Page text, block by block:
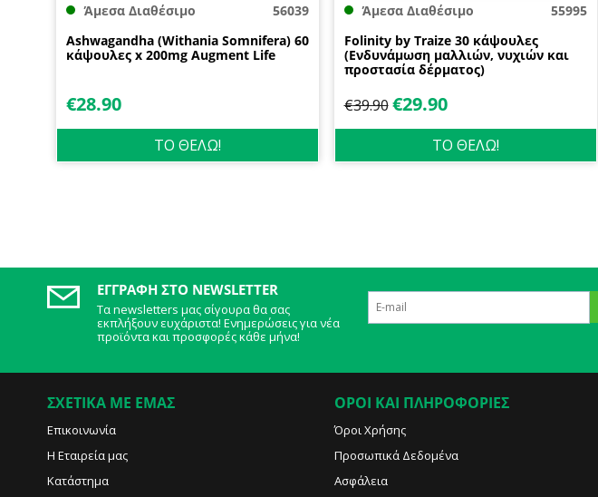
Άμεσα Διαθέσιμο
56039
Ashwagandha (Withania Somnifera) 60
κάψουλες x 200mg Augment Life
€28.90
ΤΟ ΘΕΛΩ!
Άμεσα Διαθέσιμο
55995
Folinity by Traize 30 κάψουλες
(Ενδυνάμωση μαλλιών, νυχιών και
προστασία δέρματος)
€39.90 €29.90
ΤΟ ΘΕΛΩ!
ΕΓΓΡΑΦΉ ΣΤΟ NEWSLETTER
Τα newsletters μας σίγουρα θα σας
εκπλήξουν ευχάριστα! Ενημερώσεις για νέα
προϊόντα και προσφορές κάθε μήνα!
ΣΧΕΤΙΚΑ ΜΕ ΕΜΑΣ
Επικοινωνία
Η Εταιρεία μας
Κατάστημα
ΟΡΟΙ ΚΑΙ ΠΛΗΡΟΦΟΡΙΕΣ
Όροι Χρήσης
Προσωπικά Δεδομένα
Ασφάλεια